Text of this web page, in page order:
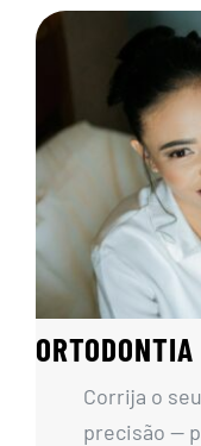
ORTODONTIA
Corrija o
precisão —